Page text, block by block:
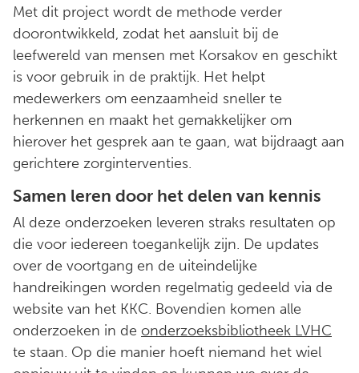
Met dit project wordt de methode verder
doorontwikkeld, zodat het aansluit bij de
leefwereld van mensen met Korsakov en geschikt
is voor gebruik in de praktijk. Het helpt
medewerkers om eenzaamheid sneller te
herkennen en maakt het gemakkelijker om
hierover het gesprek aan te gaan, wat bijdraagt aan
gerichtere zorginterventies.
Samen leren door het delen van kennis
Al deze onderzoeken leveren straks resultaten op
die voor iedereen toegankelijk zijn. De updates
over de voortgang en de uiteindelijke
handreikingen worden regelmatig gedeeld via de
website van het KKC. Bovendien komen alle
onderzoeken in de onderzoeksbibliotheek LVHC
te staan. Op die manier hoeft niemand het wiel